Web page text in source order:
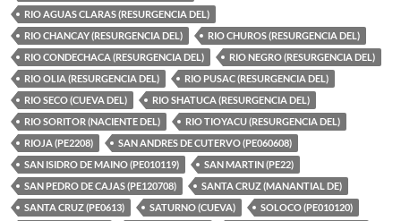
RIO AGUAS CLARAS (RESURGENCIA DEL)
RIO CHANCAY (RESURGENCIA DEL)
RIO CHUROS (RESURGENCIA DEL)
RIO CONDECHACA (RESURGENCIA DEL)
RIO NEGRO (RESURGENCIA DEL)
RIO OLIA (RESURGENCIA DEL)
RIO PUSAC (RESURGENCIA DEL)
RIO SECO (CUEVA DEL)
RIO SHATUCA (RESURGENCIA DEL)
RIO SORITOR (NACIENTE DEL)
RIO TIOYACU (RESURGENCIA DEL)
RIOJA (PE2208)
SAN ANDRES DE CUTERVO (PE060608)
SAN ISIDRO DE MAINO (PE010119)
SAN MARTIN (PE22)
SAN PEDRO DE CAJAS (PE120708)
SANTA CRUZ (MANANTIAL DE)
SANTA CRUZ (PE0613)
SATURNO (CUEVA)
SOLOCO (PE010120)